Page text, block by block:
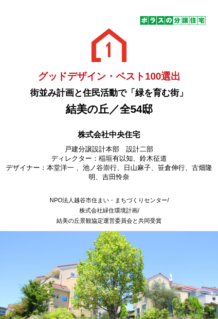
グッドデザイン・ベスト100選出
街並み計画と住民活動で「緑を育む街」
結美の丘／全54邸
株式会社中央住宅
戸建分譲設計本部 設計二部
ディレクター：稲垣有以知、鈴木征道
デザイナー：本堂洋一 、池ノ谷崇行、日山麻子、笹倉伸行、古畑隆
明、吉田怜奈
NPO法人越谷市住まい・まちづくりセンター/
株式会社緑住環境計画/
結美の丘景観協定運営委員会と共同受賞